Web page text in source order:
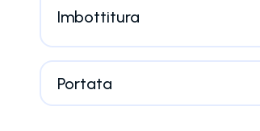
Imbottitura
Portata